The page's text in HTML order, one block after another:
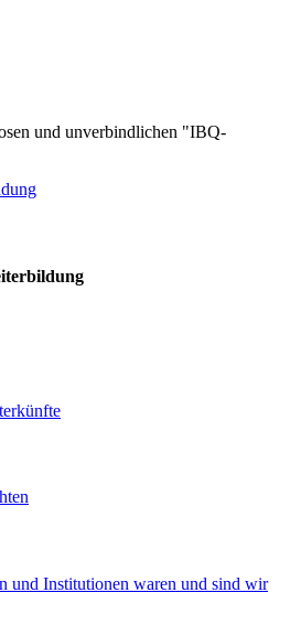
und unverbindlichen "IBQ-
und Institutionen waren und sind wir